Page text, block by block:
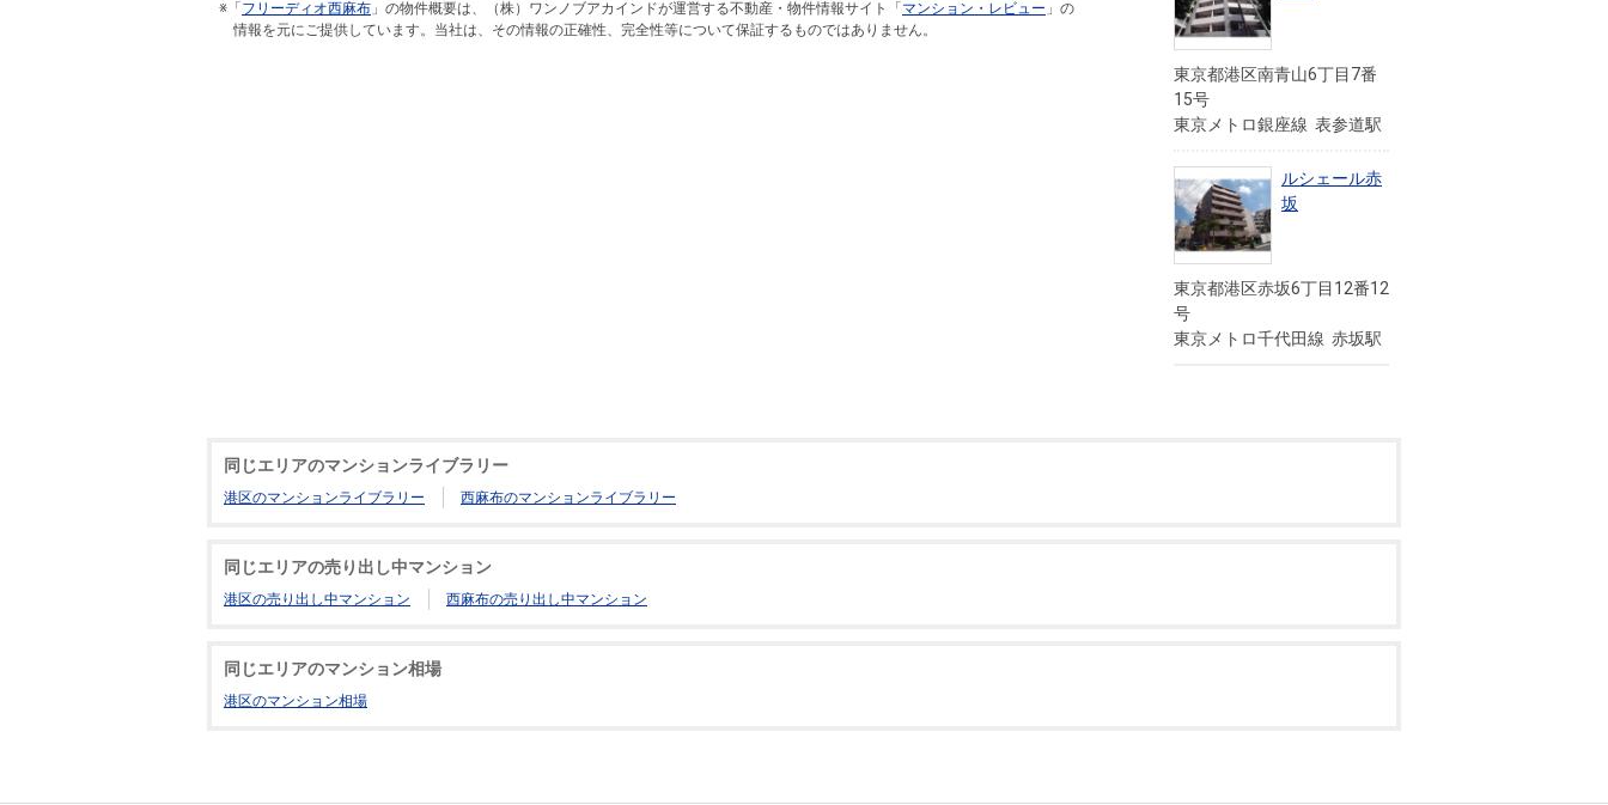
※「 フリーディオ西麻布 」の物件概要は、（株）ワンノブアカインドが運営する不動産・物件情報サイト「 マンション・レビュー 」の
情報を元にご提供しています。当社は、その情報の正確性、完全性等について保証するものではありません。
東京都港区南青山6丁目7番
15号
東京メトロ銀座線 表参道駅
ルシェール赤
坂
東京都港区赤坂6丁目12番12
号
東京メトロ千代田線 赤坂駅
同じエリアのマンションライブラリー
港区のマンションライブラリー 西麻布のマンションライブラリー
同じエリアの売り出し中マンション
港区の売り出し中マンション 西麻布の売り出し中マンション
同じエリアのマンション相場
港区のマンション相場